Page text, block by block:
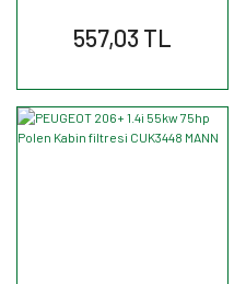
557,03 TL